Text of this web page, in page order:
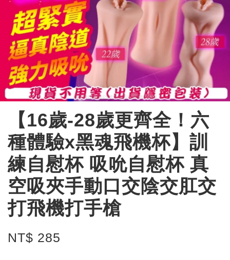
【16歲-28歲更齊全！六
種體驗x黑魂飛機杯】訓
練自慰杯 吸吮自慰杯 真
空吸夾手動口交陰交肛交
打飛機打手槍
NT$ 285